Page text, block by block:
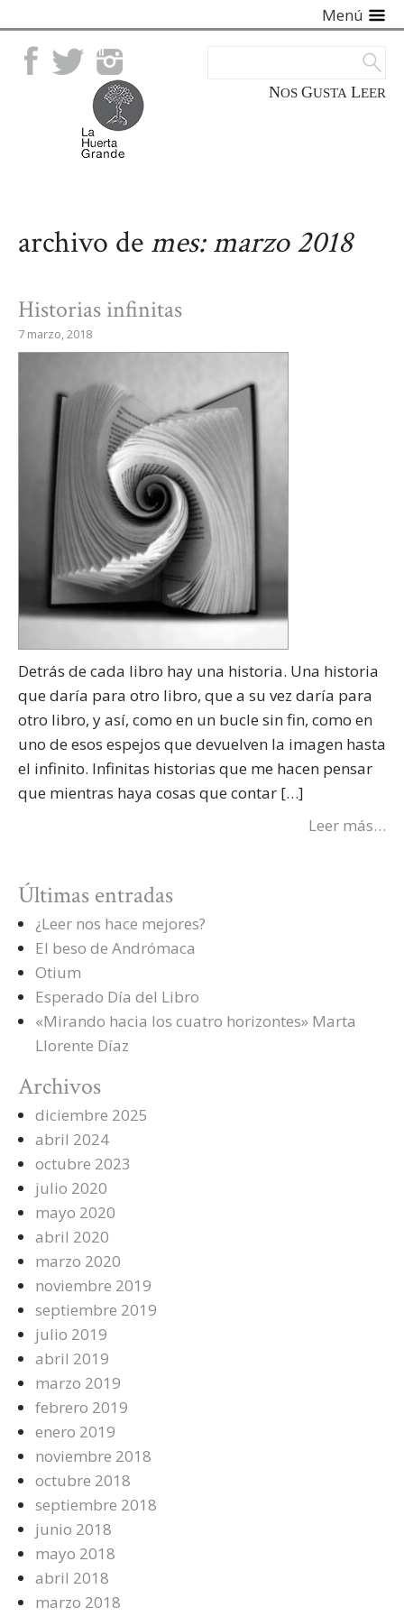
Facebook TwitterInstagram
NOS GUSTA LEER
Menú
archivo de mes:marzo 2018
Historias infinitas
7 marzo, 2018
Detrás de cada libro hay una historia. Una historia
que daría para otro libro, que a su vez daría para
otro libro, y así, como en un bucle sin fin, como en
uno de esos espejos que devuelven la imagen hasta
el infinito. Infinitas historias que me hacen pensar
que mientras haya cosas que contar […]
Leer más…
Últimas entradas
¿Leer nos hace mejores?
El beso de Andrómaca
Otium
Esperado Día del Libro
«Mirando hacia los cuatro horizontes» Marta
Llorente Díaz
Archivos
diciembre 2025
abril 2024
octubre 2023
julio 2020
mayo 2020
abril 2020
marzo 2020
noviembre 2019
septiembre 2019
julio 2019
abril 2019
marzo 2019
febrero 2019
enero 2019
noviembre 2018
octubre 2018
septiembre 2018
junio 2018
mayo 2018
abril 2018
marzo 2018